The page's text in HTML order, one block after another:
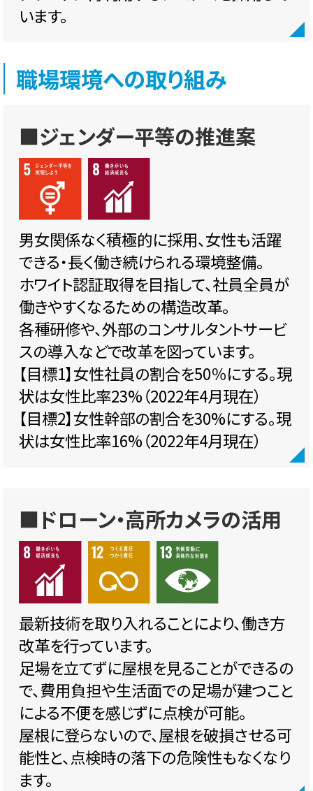
います。
職場環境への取り組み
■ジェンダー平等の推進案
男女関係なく積極的に採用、女性も活躍
できる・長く働き続けられる環境整備。
ホワイト認証取得を目指して、社員全員が
働きやすくなるための構造改革。
各種研修や、外部のコンサルタントサービ
スの導入などで改革を図っています。
【目標1】女性社員の割合を50％にする。現
状は女性比率23%（2022年4月現在）
【目標2】女性幹部の割合を30%にする。現
状は女性比率16%（2022年4月現在）
■ドローン・高所カメラの活用
最新技術を取り入れることにより、働き方
改革を行っています。
足場を立てずに屋根を見ることができるの
で、費用負担や生活面での足場が建つこと
による不便を感じずに点検が可能。
屋根に登らないので、屋根を破損させる可
能性と、点検時の落下の危険性もなくなり
ます。